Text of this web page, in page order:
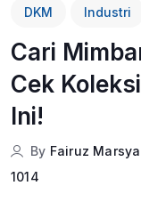
DKM Industri
Cari
Cek
Ini!
By Fairuz Marsya
1014